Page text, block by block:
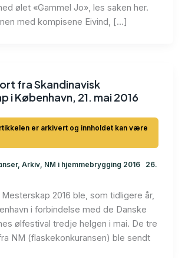
ølet «Gammel Jo», les saken her.
med kompisene Eivind, […]
fra Skandinavisk
i København, 21. mai 2016
, Arkiv, NM i hjemmebrygging 2016
26.
2016 ble, som tidligere år,
i forbindelse med de Danske
ølfestival tredje helgen i mai. De tre
NM (flaskekonkuransen) ble sendt